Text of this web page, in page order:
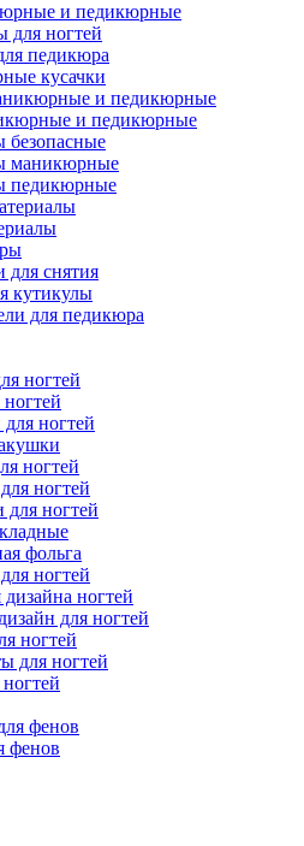
и педикюрные
для ногтей
педикюра
кусачки
и педикюрные
маникюрные
педикюрные
для снятия
кутикулы
для педикюра
ногтей
ногтей
ногтей
для ногтей
фольга
ногтей
ногтей
для ногтей
ногтей
для ногтей
фенов